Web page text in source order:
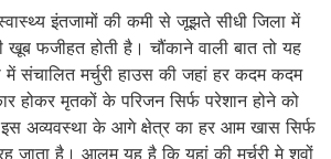
इंतजामों की कमी से जूझते सीधी जिला में
खूब फजीहत होती है। चौंकाने वाली बात तो यह
में संचालित मर्चुरी हाउस की जहां हर कदम कदम
होकर मृतकों के परिजन सिर्फ परेशान होने को
अव्यवस्था के आगे क्षेत्र का हर आमखास सिर्फ
जाता है। आलम यह है कि यहां की मर्चुरी मे शवों